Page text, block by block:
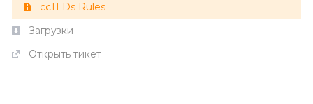
ccTLDs Rules
Загрузки
Открыть тикет